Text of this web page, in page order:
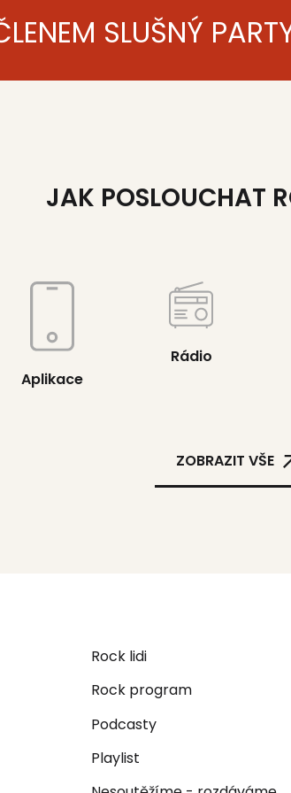
SLUŠNÝ
JAK POSLOUCHAT
Aplikace
Rádio
ZOBRAZIT VŠE
Rock lidi
Rock program
Podcasty
Playlist